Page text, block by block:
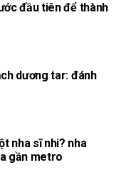
đầu tiên để thành
dương tar: đánh
nha sĩ nhi? nha
gần metro